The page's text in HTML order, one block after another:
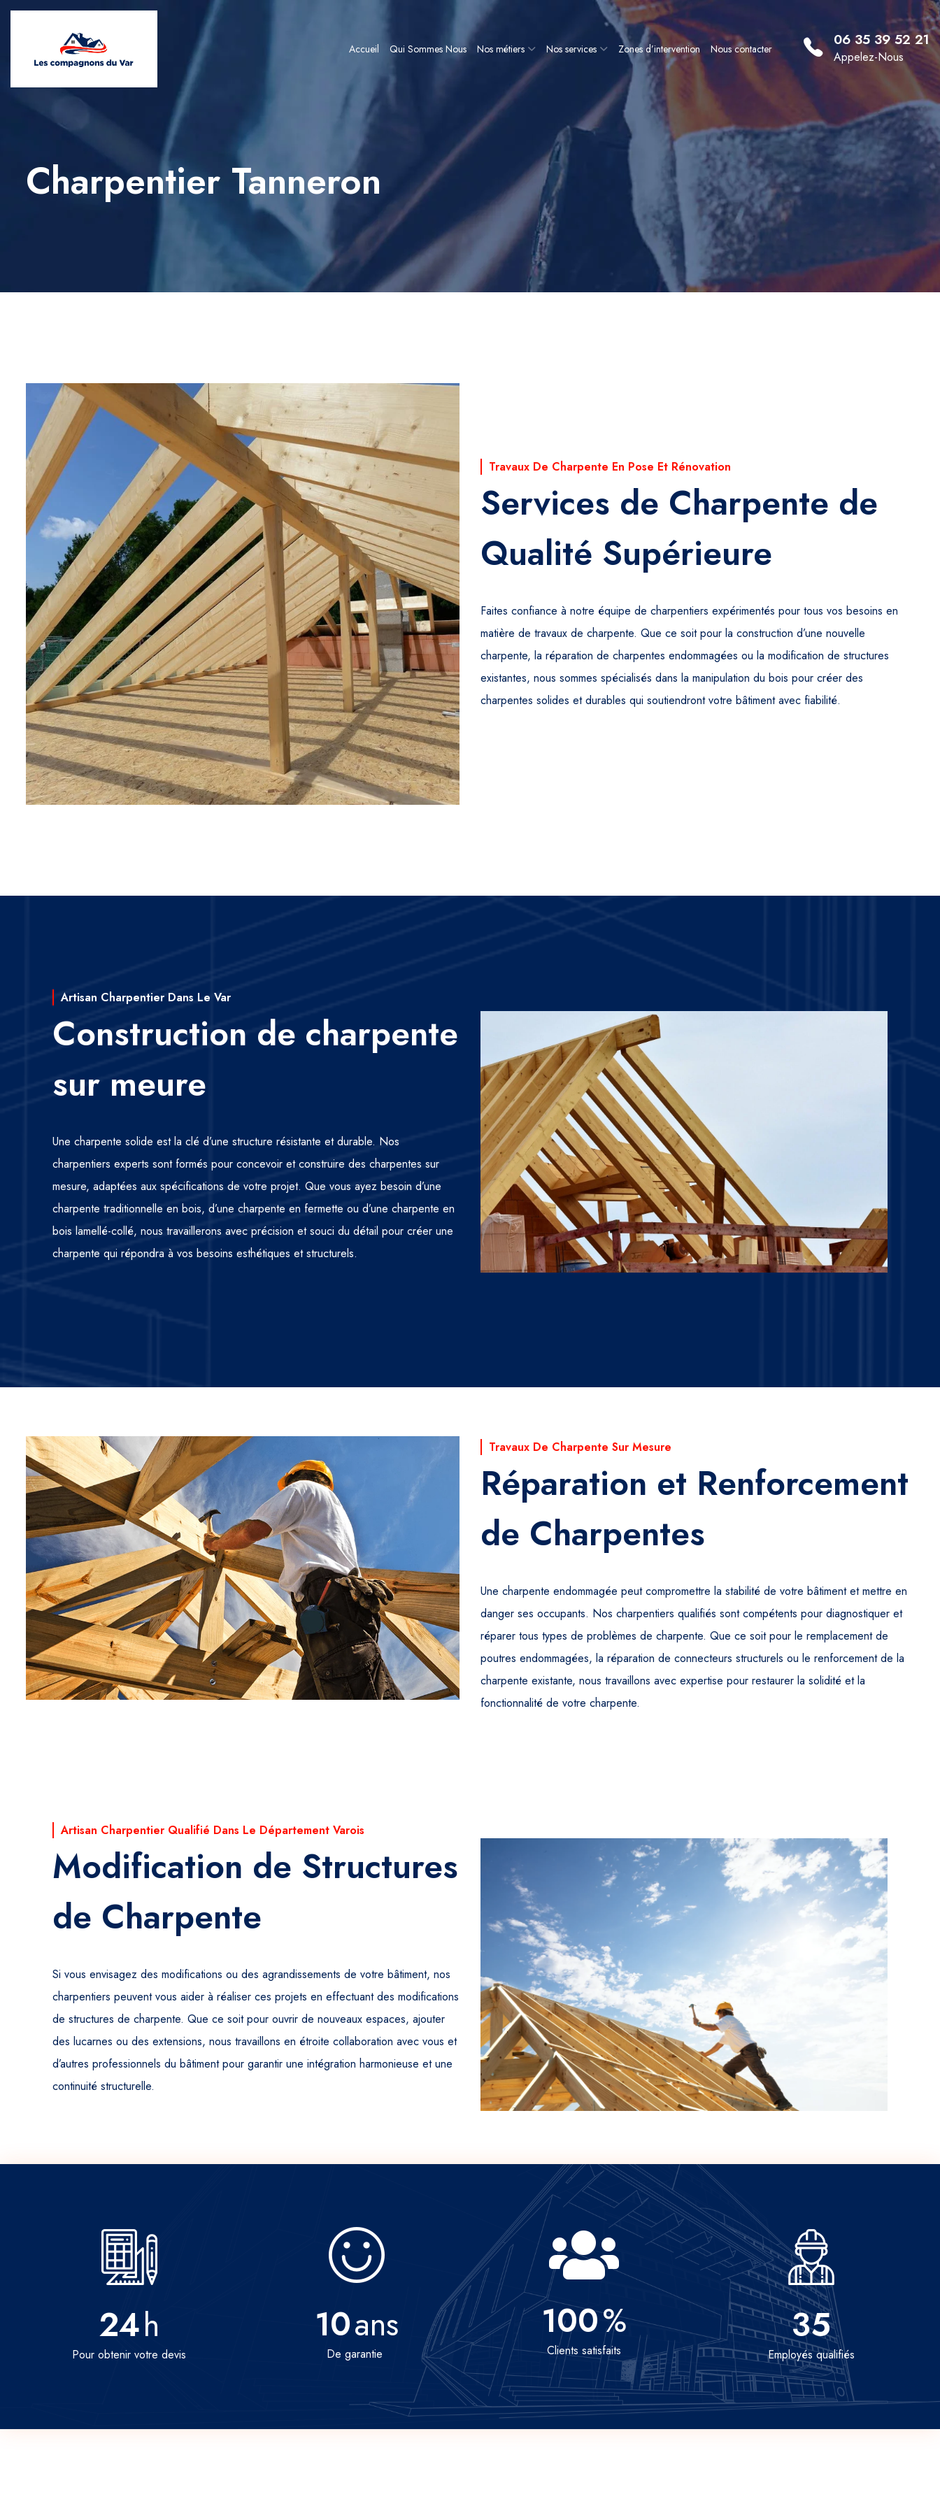
Accueil Qui Sommes Nous Nos métiers Nos services Zones d’intervention Nous contacter 06 35 39 52 21
Appelez-Nous
Charpentier Tanneron
Travaux De Charpente En Pose Et Rénovation
Services de Charpente de
Qualité Supérieure
Faites confiance à notre équipe de charpentiers expérimentés pour tous vos besoins en
matière de travaux de charpente. Que ce soit pour la construction d’une nouvelle
charpente, la réparation de charpentes endommagées ou la modification de structures
existantes, nous sommes spécialisés dans la manipulation du bois pour créer des
charpentes solides et durables qui soutiendront votre bâtiment avec fiabilité.
Artisan Charpentier Dans Le Var
Construction de charpente
sur meure
Une charpente solide est la clé d’une structure résistante et durable. Nos
charpentiers experts sont formés pour concevoir et construire des charpentes sur
mesure, adaptées aux spécifications de votre projet. Que vous ayez besoin d’une
charpente traditionnelle en bois, d’une charpente en fermette ou d’une charpente en
bois lamellé-collé, nous travaillerons avec précision et souci du détail pour créer une
charpente qui répondra à vos besoins esthétiques et structurels.
Travaux De Charpente Sur Mesure
Réparation et Renforcement
de Charpentes
Une charpente endommagée peut compromettre la stabilité de votre bâtiment et mettre en
danger ses occupants. Nos charpentiers qualifiés sont compétents pour diagnostiquer et
réparer tous types de problèmes de charpente. Que ce soit pour le remplacement de
poutres endommagées, la réparation de connecteurs structurels ou le renforcement de la
charpente existante, nous travaillons avec expertise pour restaurer la solidité et la
fonctionnalité de votre charpente.
Artisan Charpentier Qualifié Dans Le Département Varois
Modification de Structures
de Charpente
Si vous envisagez des modifications ou des agrandissements de votre bâtiment, nos
charpentiers peuvent vous aider à réaliser ces projets en effectuant des modifications
de structures de charpente. Que ce soit pour ouvrir de nouveaux espaces, ajouter
des lucarnes ou des extensions, nous travaillons en étroite collaboration avec vous et
d’autres professionnels du bâtiment pour garantir une intégration harmonieuse et une
continuité structurelle.
24h
Pour obtenir votre devis
10ans
De garantie
100%
Clients satisfaits
35
Employés qualifiés